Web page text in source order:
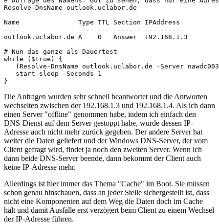
Resolve-DnsName outlook.uclabor.de
Name               Type TTL Section IPAddress
----               ---- --- ------- ---------
outlook.uclabor.de A    0   Answer  192.168.1.3
# Nun das ganze als Dauertest
while ($true) {
(Resolve-DnsName outlook.uclabor.de -Server
   start-sleep -Seconds 1
}
Die Anfragen wurden sehr schnell beantwortet und die Antworten
wechselten zwischen der 192.168.1.3 und 192.168.1.4. Als ich dann
einen Server "offline" genommen habe, indem ich einfach den
DNS-Dienst auf dem Server gestoppt habe, wurde dessen IP-
Adresse auch nicht mehr zurück gegeben. Der andere Server hat
weiter die Daten geliefert und der Windows DNS-Server, der vom
Client gefragt wird, findet ja noch den zweiten Server. Wenn ich
dann beide DNS-Server beende, dann bekommt der Client auch
keine IP-Adresse mehr.
Allerdings ist hier immer das Thema "Cache" im Boot. Sie müssen
schon genau hinschauen, dass an jeder Stelle sichergestellt ist, dass
nicht eine Komponenten auf dem Weg die Daten doch im Cache
hält und damit Ausfälle erst verzögert beim Client zu einem Wechsel
der IP-Adresse führen.